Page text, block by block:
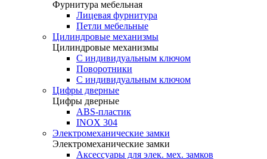
Фурнитура мебельная
Лицевая фурнитура
Петли мебельные
Цилиндровые механизмы
Цилиндровые механизмы
C индивидуальным ключом
Поворотники
С индивидуальным ключом
Цифры дверные
Цифры дверные
ABS-пластик
INOX 304
Электромеханические замки
Электромеханические замки
Аксессуары для элек. мех. замков